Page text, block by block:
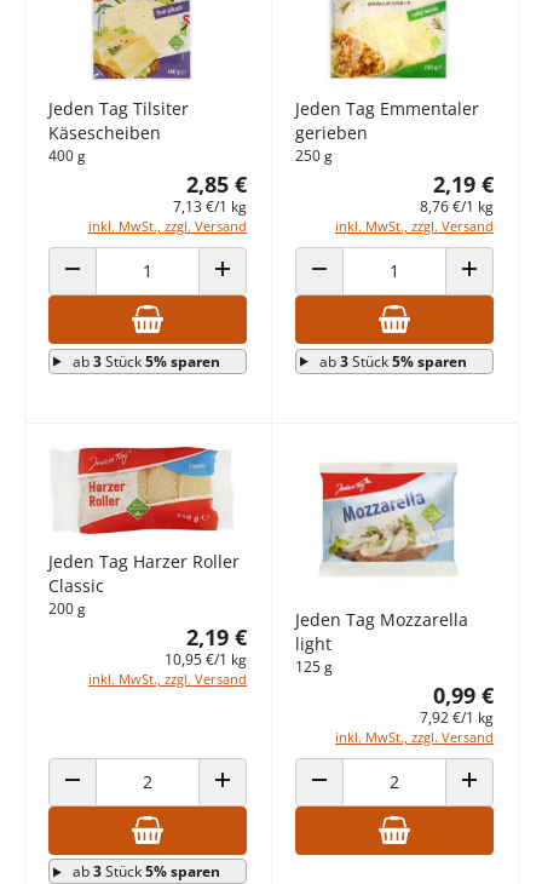
Jeden Tag Tilsiter
Käsescheiben
400 g
2,85 €
7,13 €/1 kg
inkl. MwSt., zzgl. Versand
ANZAHL VERRINGERN ANZAHL ERHÖHEN
ab3Stück5% sparen
Jeden Tag Emmentaler
gerieben
250 g
2,19 €
8,76 €/1 kg
inkl. MwSt., zzgl. Versand
ANZAHL VERRINGERN ANZAHL
ab3Stück5% sparen
Jeden Tag Harzer Roller
Classic
200 g
2,19 €
10,95 €/1 kg
inkl. MwSt., zzgl. Versand
ANZAHL VERRINGERN ANZAHL ERHÖHEN
ab3Stück5% sparen
Jeden Tag Mozzarella
light
125 g
0,99 €
7,92 €/1 kg
inkl. MwSt., zzgl. Versand
ANZAHL VERRINGERN ANZAHL